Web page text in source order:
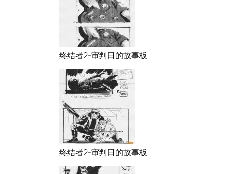
终结者2-审判日的故事板
终结者2-审判日的故事板